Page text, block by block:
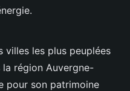
les plus peuplées
région Auvergne-
pour son patrimoine